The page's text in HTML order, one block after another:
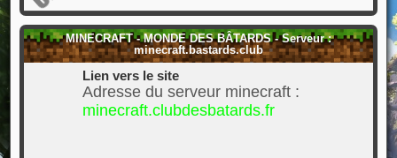
MINECRAFT - MONDE DES BÂTARDS - Serveur :
minecraft.bastards.club
Lien vers le site
Adresse du serveur minecraft :
minecraft.clubdesbatards.fr